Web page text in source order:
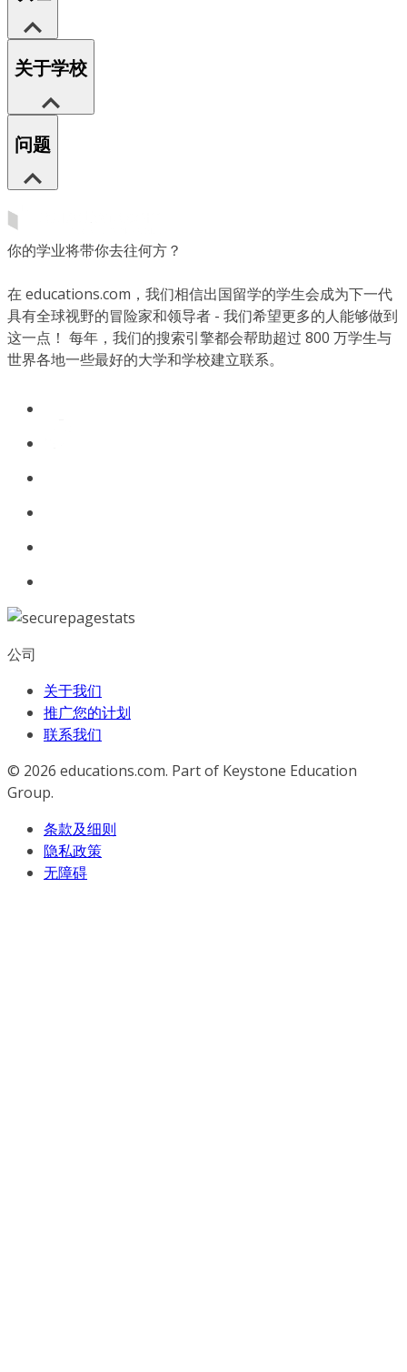
关于学校
问题
你的学业将带你去往何方？
在 educations.com，我们相信出国留学的学生会成为下一代
具有全球视野的冒险家和领导者 - 我们希望更多的人能够做到
这一点！ 每年，我们的搜索引擎都会帮助超过 800 万学生与
世界各地一些最好的大学和学校建立联系。
公司
关于我们
推广您的计划
联系我们
© 2026 educations.com. Part of Keystone Education
Group.
条款及细则
隐私政策
无障碍